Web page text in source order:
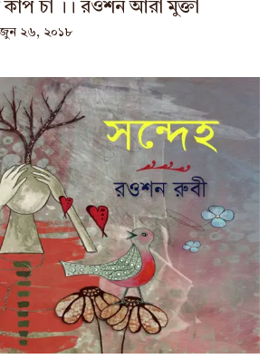
কাপ চা ।। রওশন আরা মুক্তা
জুন ২৬, ২০১৮